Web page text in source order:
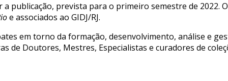
publicação, prevista para o primeiro semestre de
e associados ao GIDJ/RJ.
em torno da formação, desenvolvimento, análise e
de Doutores, Mestres, Especialistas e curadores de